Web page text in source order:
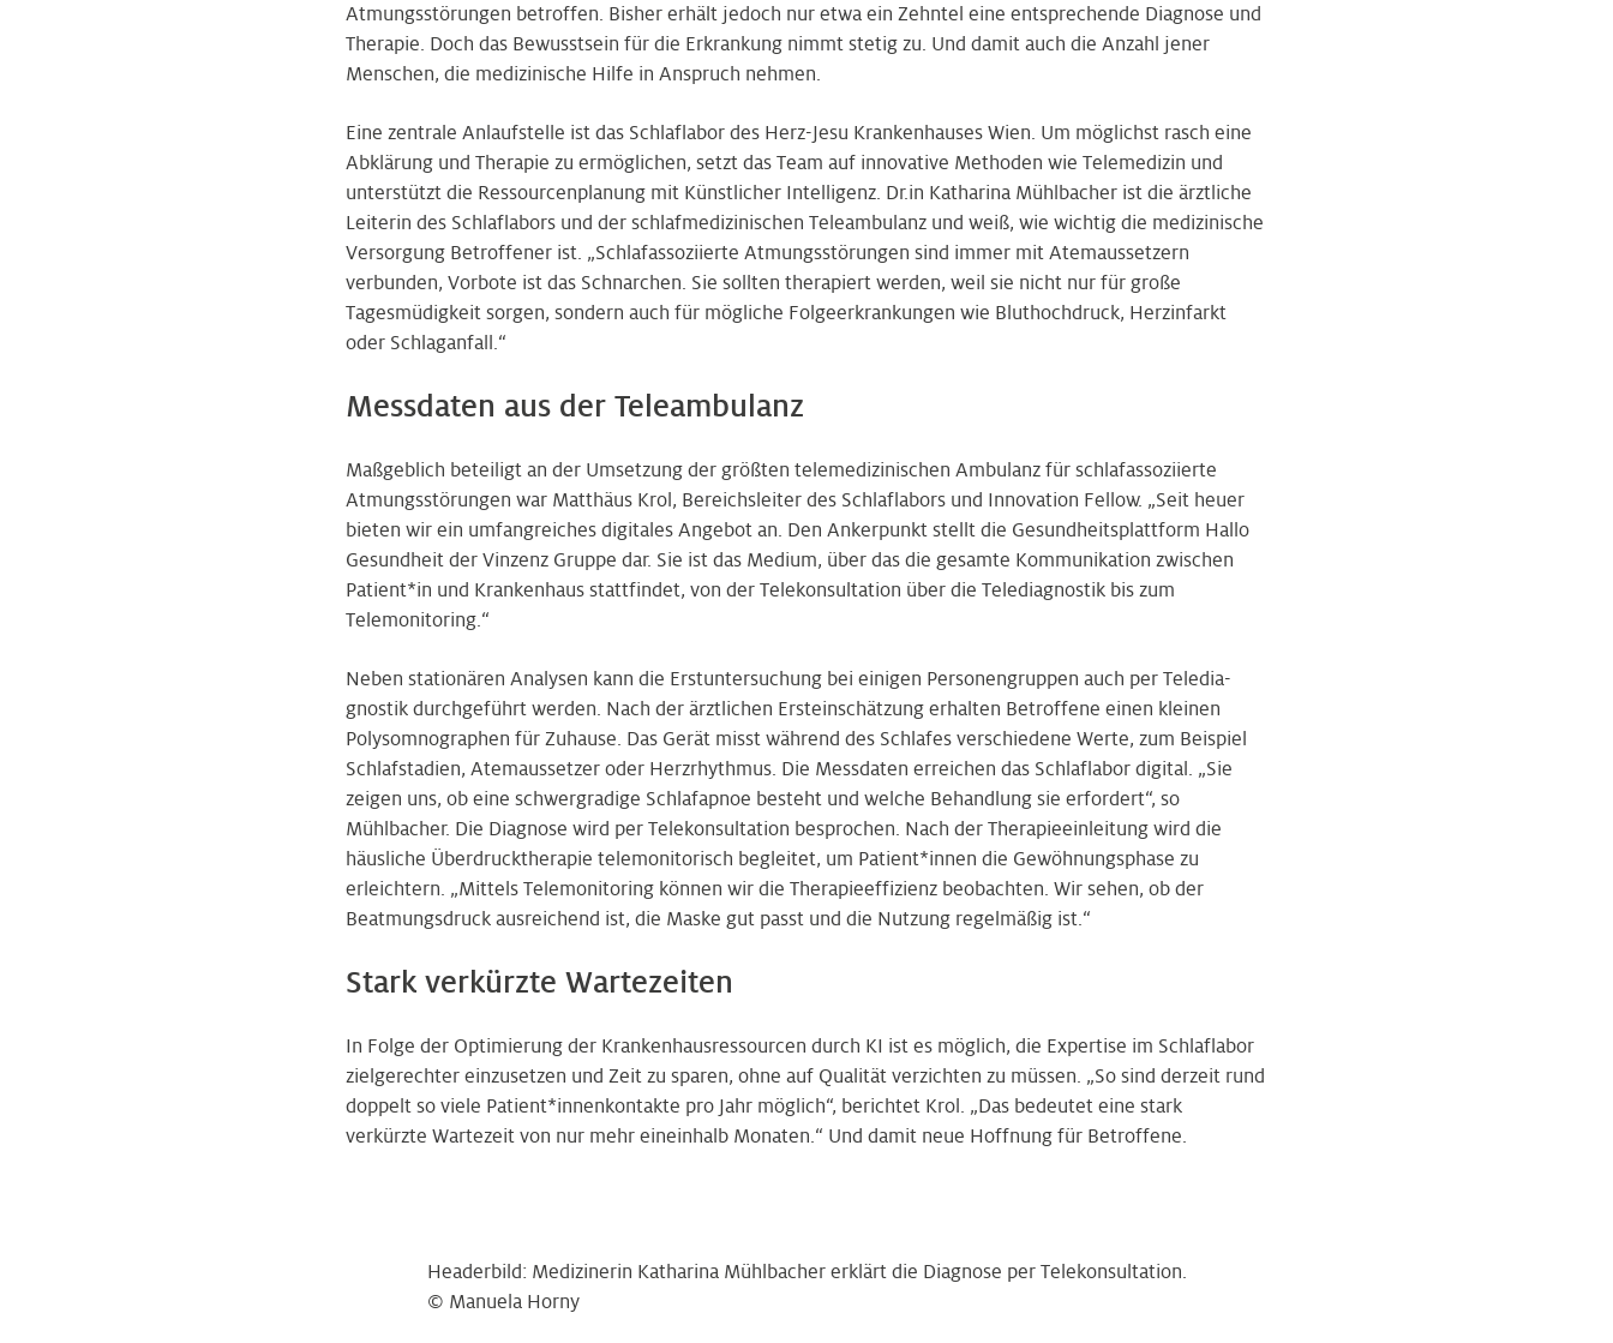
Atmungsstörungen betroffen. Bisher erhält jedoch nur etwa ein Zehntel eine entsprechende Diagnose und
Therapie. Doch das Bewusstsein für die Erkrankung nimmt stetig zu. Und damit auch die Anzahl jener
Menschen, die medizinische Hilfe in Anspruch nehmen.
Eine zentrale Anlaufstelle ist das Schlaflabor des Herz-Jesu Krankenhauses Wien. Um möglichst rasch eine
Abklärung und Therapie zu ermöglichen, setzt das Team auf innovative Methoden wie Telemedizin und
unterstützt die Ressourcenplanung mit Künstlicher Intelligenz. Dr.in Katharina Mühlbacher ist die ärztliche
Leiterin des Schlaflabors und der schlafmedizinischen Teleambulanz und weiß, wie wichtig die medizinische
Versorgung Betroffener ist. „Schlaf­assoziierte Atmungsstörungen sind immer mit Atemaussetzern
verbunden, Vorbote ist das Schnarchen. Sie sollten therapiert werden, weil sie nicht nur für große
Tagesmüdigkeit sorgen, sondern auch für mögliche Folgeerkrankungen wie Bluthochdruck, Herzinfarkt
oder Schlaganfall.“
Messdaten aus der Teleambulanz
Maßgeblich beteiligt an der Umsetzung der größten telemedizinischen Ambulanz für schlafassoziierte
Atmungsstörungen war Matthäus Krol, Bereichsleiter des Schlaflabors und Innovation Fellow. „Seit heuer
bieten wir ein umfangreiches digitales Angebot an. Den Ankerpunkt stellt die Gesundheitsplattform Hallo
Gesundheit der Vinzenz Gruppe dar. Sie ist das Medium, über das die gesamte Kommunikation zwischen
Patient*in und Krankenhaus stattfindet, von der Telekonsultation über die Telediagnostik bis zum
Telemonitoring.“
Neben stationären Analysen kann die Erstuntersuchung bei einigen Personengruppen auch per Teledia­
gnostik durchgeführt werden. Nach der ärztlichen Ersteinschätzung erhalten Betroffene einen kleinen
Polysomnographen für Zuhause. Das Gerät misst während des Schlafes verschiedene Werte, zum Beispiel
Schlafstadien, Atemaussetzer oder Herzrhythmus. Die Messdaten erreichen das Schlaflabor digital. „Sie
zeigen uns, ob eine schwergradige Schlafapnoe besteht und welche Behandlung sie erfordert“, so
Mühlbacher. Die Diagnose wird per Telekonsultation besprochen. Nach der Therapieeinleitung wird die
häusliche Überdrucktherapie telemonitorisch begleitet, um Patient*innen die Gewöhnungsphase zu
erleichtern. „Mittels Telemonitoring können wir die Therapieeffizienz beobachten. Wir sehen, ob der
Beatmungsdruck ausreichend ist, die Maske gut passt und die Nutzung regelmäßig ist.“
Stark verkürzte Wartezeiten
In Folge der Optimierung der Krankenhausressourcen durch KI ist es möglich, die Expertise im Schlaflabor
zielgerechter einzusetzen und Zeit zu sparen, ohne auf Qualität verzichten zu müssen. „So sind derzeit rund
doppelt so viele Patient*innenkontakte pro Jahr möglich“, berichtet Krol. „Das bedeutet eine stark
verkürzte Wartezeit von nur mehr eineinhalb Monaten.“ Und damit neue Hoffnung für Betroffene.
Headerbild: Medizinerin Katharina Mühlbacher erklärt die Diagnose per Telekonsultation.
© Manuela Horny